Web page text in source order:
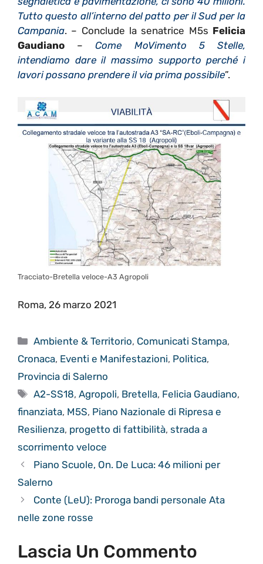
Tutto questo all’interno del patto per il Sud per la
Campania. – Conclude la senatrice M5s Felicia
Gaudiano –Come MoVimento 5 Stelle,
intendiamo dare il massimo supporto perché i
lavori possano prendere il via prima possibile”.
Tracciato-Bretella veloce-A3 Agropoli
Roma, 26 marzo 2021
Categorie
Ambiente & Territorio, Comunicati Stampa,
Cronaca, Eventi e Manifestazioni, Politica,
Provincia di Salerno
Tag
A2-SS18,Agropoli, Bretella, Felicia Gaudiano,
finanziata, M5S, Piano Nazionale di Ripresa e
Resilienza, progetto di fattibilità, strada a
scorrimento veloce
Piano Scuole, On. De Luca: 46 milioni per
Salerno
Conte (LeU): Proroga bandi personale Ata
nelle zone rosse
Lascia Un Commento